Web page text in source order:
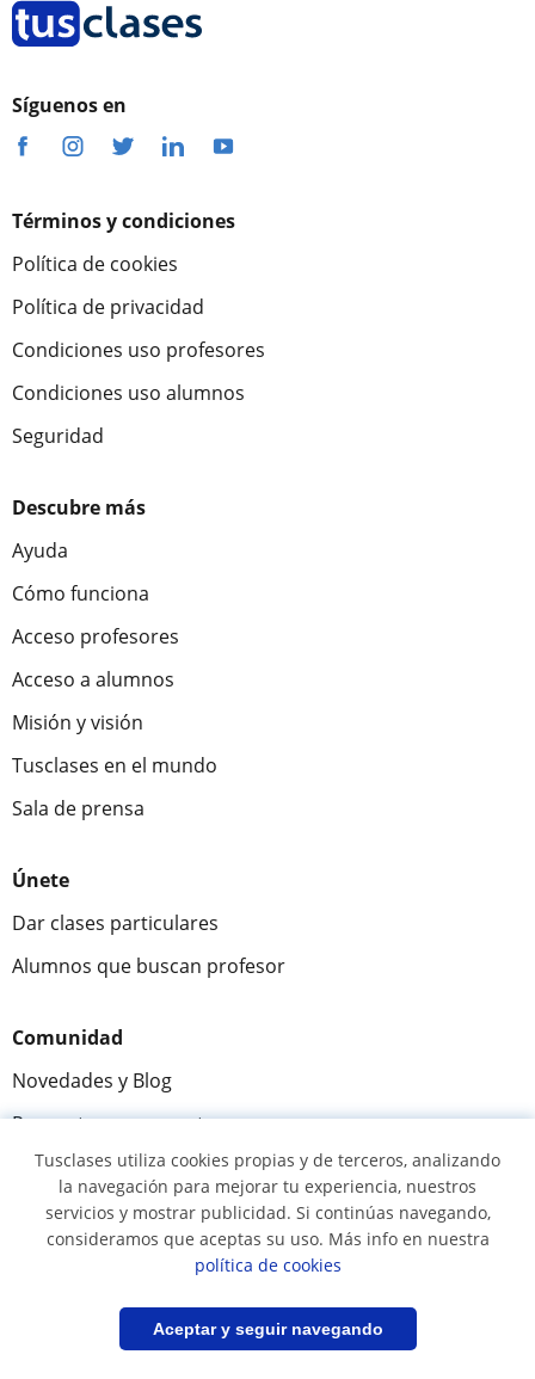
Guardar búsqueda
Síguenos en
Términos y condiciones
Política de cookies
Política de privacidad
Condiciones uso profesores
Condiciones uso alumnos
Seguridad
Descubre más
Ayuda
Cómo funciona
Acceso profesores
Acceso a alumnos
Misión y visión
Tusclases en el mundo
Sala de prensa
Únete
Dar clases particulares
Alumnos que buscan profesor
Comunidad
Novedades y Blog
Preguntas y respuestas
Fantástica★★★★★ 9,5/10
opiniones de alumnos
© 2007 - 2026 Tusclases.com.ve
Tusclases utiliza cookies propias y de terceros, analizando
la navegación para mejorar tu experiencia, nuestros
servicios y mostrar publicidad. Si continúas navegando,
consideramos que aceptas su uso. Más info en nuestra
política de cookies
Aceptar y seguir navegando